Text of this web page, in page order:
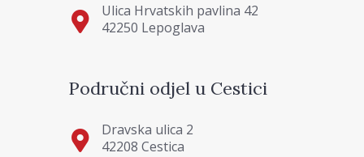
Ulica Hrvatskih pavlina 42
42250 Lepoglava
Područni odjel u Cestici
Dravska ulica 2
42208 Cestica